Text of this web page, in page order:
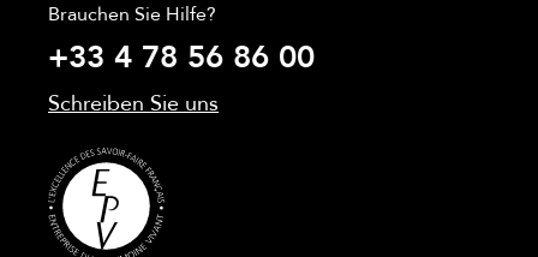
Brauchen Sie Hilfe?
+33 4 78 56 86 00
Schreiben Sie uns